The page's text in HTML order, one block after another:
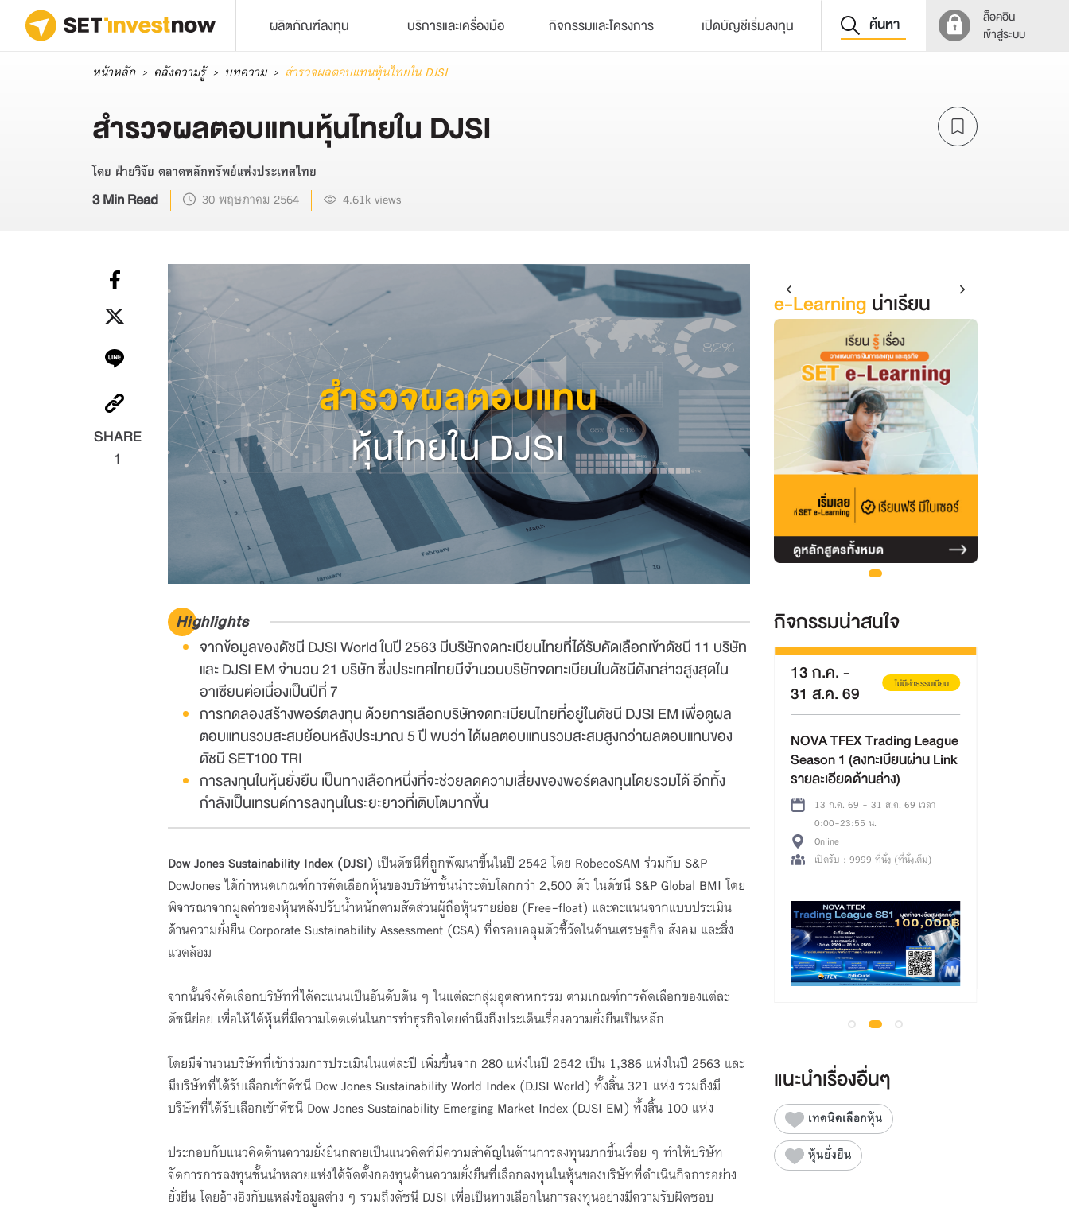
ผลิตภัณฑ์ลงทุน บริการและเครื่องมือ กิจกรรมและโครงการ เปิดบัญชีเริ่มลงทุน ค้นหา
ล็อคอิน
เข้าสู่ระบบ
หน้าหลัก คลังความรู้ บทความ สำรวจผลตอบแทนหุ้นไทยใน DJSI
สำรวจผลตอบแทนหุ้นไทยใน DJSI
โดย ฝ่ายวิจัย ตลาดหลักทรัพย์แห่งประเทศไทย
3 Min Read 30 พฤษภาคม 2564 4.61k views
SHARE
1
Highlights
จากข้อมูลของดัชนี DJSI World ในปี 2563 มีบริษัทจดทะเบียนไทยที่ได้รับคัดเลือกเข้าดัชนี 11 บริษัท
และ DJSI EM จำนวน 21 บริษัท ซึ่งประเทศไทยมีจำนวนบริษัทจดทะเบียนในดัชนีดังกล่าวสูงสุดใน
อาเซียนต่อเนื่องเป็นปีที่ 7
การทดลองสร้างพอร์ตลงทุน ด้วยการเลือกบริษัทจดทะเบียนไทยที่อยู่ในดัชนี DJSI EM เพื่อดูผล
ตอบแทนรวมสะสมย้อนหลังประมาณ 5 ปี พบว่า ได้ผลตอบแทนรวมสะสมสูงกว่าผลตอบแทนของ
ดัชนี SET100 TRI
การลงทุนในหุ้นยั่งยืน เป็นทางเลือกหนึ่งที่จะช่วยลดความเสี่ยงของพอร์ตลงทุนโดยรวมได้ อีกทั้ง
กำลังเป็นเทรนด์การลงทุนในระยะยาวที่เติบโตมากขึ้น
Dow Jones Sustainability Index (DJSI) เป็นดัชนีที่ถูกพัฒนาขึ้นในปี 2542 โดย RobecoSAM ร่วมกับ S&P
DowJones ได้กำหนดเกณฑ์การคัดเลือกหุ้นของบริษัทชั้นนำระดับโลกกว่า 2,500 ตัว ในดัชนี S&P Global BMI โดย
พิจารณาจากมูลค่าของหุ้นหลังปรับน้ำหนักตามสัดส่วนผู้ถือหุ้นรายย่อย (Free-float) และคะแนนจากแบบประเมิน
ด้านความยั่งยืน Corporate Sustainability Assessment (CSA) ที่ครอบคลุมตัวชี้วัดในด้านเศรษฐกิจ สังคม และสิ่ง
แวดล้อม
จากนั้นจึงคัดเลือกบริษัทที่ได้คะแนนเป็นอันดับต้น ๆ ในแต่ละกลุ่มอุตสาหกรรม ตามเกณฑ์การคัดเลือกของแต่ละ
ดัชนีย่อย เพื่อให้ได้หุ้นที่มีความโดดเด่นในการทำธุรกิจโดยคำนึงถึงประเด็นเรื่องความยั่งยืนเป็นหลัก
โดยมีจำนวนบริษัทที่เข้าร่วมการประเมินในแต่ละปี เพิ่มขึ้นจาก 280 แห่งในปี 2542 เป็น 1,386 แห่งในปี 2563 และ
มีบริษัทที่ได้รับเลือกเข้าดัชนี Dow Jones Sustainability World Index (DJSI World) ทั้งสิ้น 321 แห่ง รวมถึงมี
บริษัทที่ได้รับเลือกเข้าดัชนี Dow Jones Sustainability Emerging Market Index (DJSI EM) ทั้งสิ้น 100 แห่ง
ประกอบกับแนวคิดด้านความยั่งยืนกลายเป็นแนวคิดที่มีความสำคัญในด้านการลงทุนมากขึ้นเรื่อย ๆ ทำให้บริษัท
จัดการการลงทุนชั้นนำหลายแห่งได้จัดตั้งกองทุนด้านความยั่งยืนที่เลือกลงทุนในหุ้นของบริษัทที่ดำเนินกิจการอย่าง
ยั่งยืน โดยอ้างอิงกับแหล่งข้อมูลต่าง ๆ รวมถึงดัชนี DJSI เพื่อเป็นทางเลือกในการลงทุนอย่างมีความรับผิดชอบ
e-Learning น่าเรียน
กิจกรรมน่าสนใจ
31 มี.ค.-
โครงการ TFEX Academy+
31 มี.ค. 69 - 30 พ.ย. 69 เวลา
3:00-23:55 น.
เปิดรับ : 3000 ที่นั่ง (คงเหลือ 850 ที่
นั่ง)
13 ก.ค.-
NOVA TFEX Trading League
Season 1 (ลงทะเบียนผ่าน Link
รายละเอียดด้านล่าง)
13 ก.ค. 69 - 31 ส.ค. 69 เวลา
0:00-23:55 น.
เปิดรับ : 9999 ที่นั่ง (ที่นั่งเต็ม)
8 ส.ค. 69
(รอบเช้า) กิจกรรม Maruey on
Board x บอร์ดเกม Wishlist
โดย Sea Thailand และ สถาบัน
บอร์ดเกมเพื่อการเรียนรู้
08 ส.ค. 69 เวลา 9:00-12:00 น.
ห้องสมุดมารวย ชั้นใต้ดิน อาคาร B
ทางออก 3
แนะนำเรื่องอื่นๆ
เทคนิคเลือกหุ้น
หุ้นยั่งยืน